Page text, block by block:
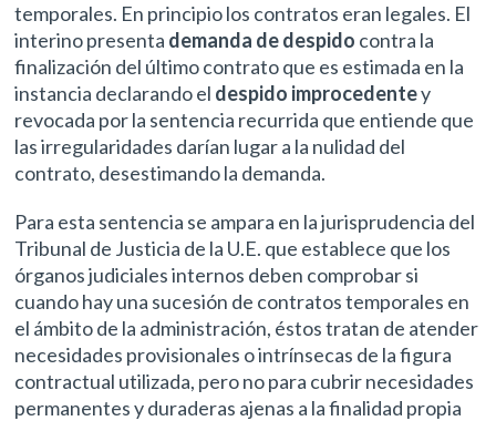
temporales. En principio los contratos eran legales. El
interino presenta demanda de despido contra la
finalización del último contrato que es estimada en la
instancia declarando el despido improcedentey
revocada por la sentencia recurrida que entiende que
las irregularidades darían lugar a la nulidad del
contrato, desestimando la demanda.
Para esta sentencia se ampara en la jurisprudencia del
Tribunal de Justicia de la U.E. que establece que los
órganos judiciales internos deben comprobar si
cuando hay una sucesión de contratos temporales en
el ámbito de la administración, éstos tratan de atender
necesidades provisionales o intrínsecas de la figura
contractual utilizada, pero no para cubrir necesidades
permanentes y duraderas ajenas a la finalidad propia